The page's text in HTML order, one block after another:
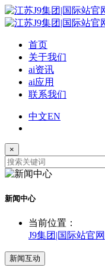
首页
关于我们
ai资讯
ai应用
联系我们
中文EN
×
新闻中心
当前位置：
J9集团|国际站官网
新闻互动